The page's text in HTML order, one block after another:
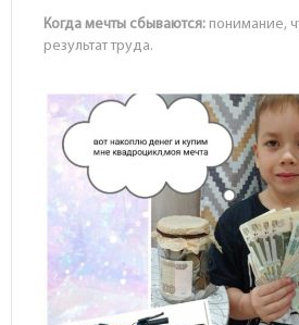
Когда мечты сбываются: понимание,
результат труда.